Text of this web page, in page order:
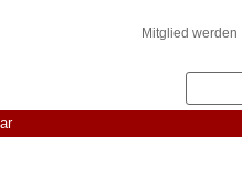
Mitglied werden